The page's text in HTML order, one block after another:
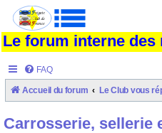
Le forum interne des
FAQ
Accueil du forum Le Club vous
Carrosserie, sellerie